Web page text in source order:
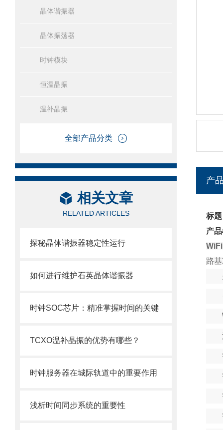
晶体谐振器
晶体振荡器
时钟模块
恒温晶振
温补晶振
全部产品分类
相关文章
RELATED ARTICLES
探秘晶体谐振器稳定性运行
如何进行维护石英晶体谐振器
时钟SOC芯片：精准掌握时间的关键
TCXO温补晶振的优势有哪些？
时钟服务器在城际轨道中的重要作用
浅析时间同步系统的重要性
产
标
产
路